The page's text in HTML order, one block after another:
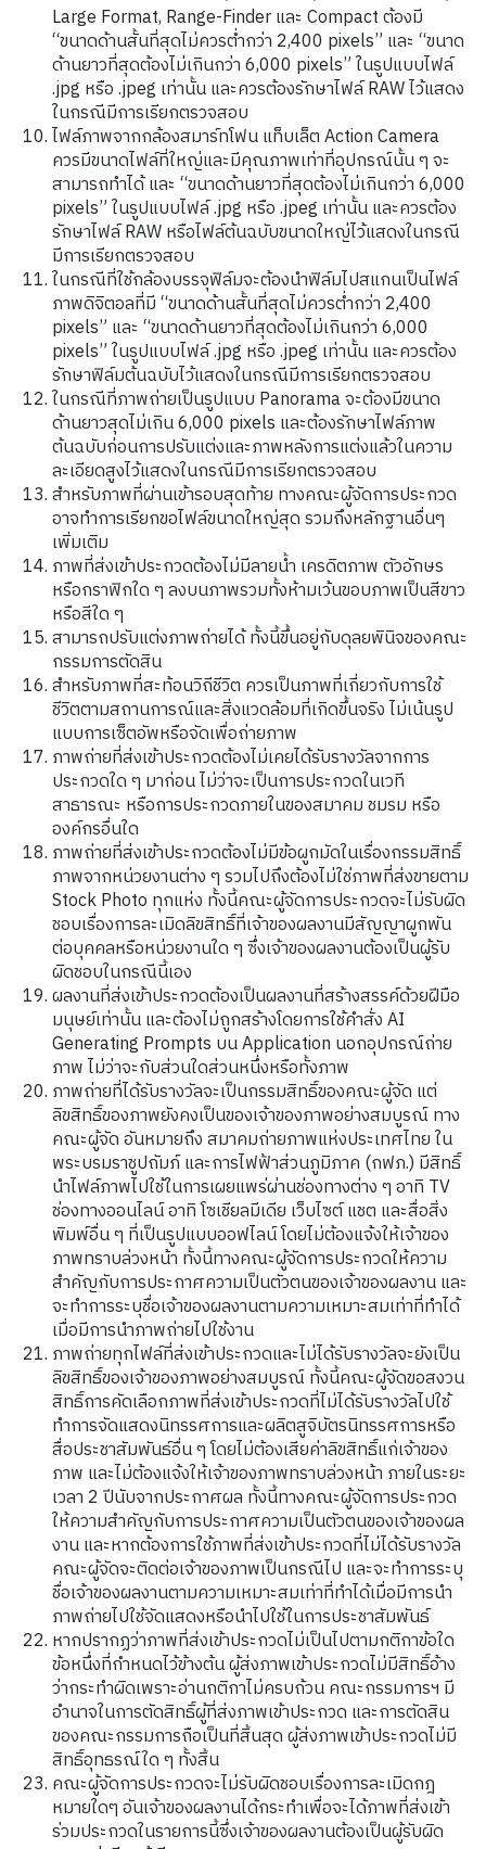
Large Format, Range-Finder และ Compact ต้องมี
“ขนาดด้านสั้นที่สุดไม่ควรต่ำกว่า 2,400 pixels” และ “ขนาด
ด้านยาวที่สุดต้องไม่เกินกว่า 6,000 pixels” ในรูปแบบไฟล์
.jpg หรือ .jpeg เท่านั้น และควรต้องรักษาไฟล์ RAW ไว้แสดง
ในกรณีมีการเรียกตรวจสอบ
ไฟล์ภาพจากกล้องสมาร์ทโฟน แท็บเล็ต Action Camera
ควรมีขนาดไฟล์ที่ใหญ่และมีคุณภาพเท่าที่อุปกรณ์นั้น ๆ จะ
สามารถทำได้ และ “ขนาดด้านยาวที่สุดต้องไม่เกินกว่า 6,000
pixels” ในรูปแบบไฟล์ .jpg หรือ .jpeg เท่านั้น และควรต้อง
รักษาไฟล์ RAW หรือไฟล์ต้นฉบับขนาดใหญ่ไว้แสดงในกรณี
มีการเรียกตรวจสอบ
ในกรณีที่ใช้กล้องบรรจุฟิล์มจะต้องนำฟิล์มไปสแกนเป็นไฟล์
ภาพดิจิตอลที่มี “ขนาดด้านสั้นที่สุดไม่ควรต่ำกว่า 2,400
pixels” และ “ขนาดด้านยาวที่สุดต้องไม่เกินกว่า 6,000
pixels” ในรูปแบบไฟล์ .jpg หรือ .jpeg เท่านั้น และควรต้อง
รักษาฟิล์มต้นฉบับไว้แสดงในกรณีมีการเรียกตรวจสอบ
ในกรณีที่ภาพถ่ายเป็นรูปแบบ Panorama จะต้องมีขนาด
ด้านยาวสุดไม่เกิน 6,000 pixels และต้องรักษาไฟล์ภาพ
ต้นฉบับก่อนการปรับแต่งและภาพหลังการแต่งแล้วในความ
ละเอียดสูงไว้แสดงในกรณีมีการเรียกตรวจสอบ
สำหรับภาพที่ผ่านเข้ารอบสุดท้าย ทางคณะผู้จัดการประกวด
อาจทำการเรียกขอไฟล์ขนาดใหญ่สุด รวมถึงหลักฐานอื่นๆ
เพิ่มเติม
ภาพที่ส่งเข้าประกวดต้องไม่มีลายน้ำ เครดิตภาพ ตัวอักษร
หรือกราฟิกใด ๆ ลงบนภาพรวมทั้งห้ามเว้นขอบภาพเป็นสีขาว
หรือสีใด ๆ
สามารถปรับแต่งภาพถ่ายได้ ทั้งนี้ขึ้นอยู่กับดุลยพินิจของคณะ
กรรมการตัดสิน
สำหรับภาพที่สะท้อนวิถีชีวิต ควรเป็นภาพที่เกี่ยวกับการใช้
ชีวิตตามสถานการณ์และสิ่งแวดล้อมที่เกิดขึ้นจริง ไม่เน้นรูป
แบบการเซ็ตอัพหรือจัดเพื่อถ่ายภาพ
ภาพถ่ายที่ส่งเข้าประกวดต้องไม่เคยได้รับรางวัลจากการ
ประกวดใด ๆ มาก่อน ไม่ว่าจะเป็นการประกวดในเวที
สาธารณะ หรือการประกวดภายในของสมาคม ชมรม หรือ
องค์กรอื่นใด
ภาพถ่ายที่ส่งเข้าประกวดต้องไม่มีข้อผูกมัดในเรื่องกรรมสิทธิ์
ภาพจากหน่วยงานต่าง ๆ รวมไปถึงต้องไม่ใช่ภาพที่ส่งขายตาม
Stock Photo ทุกแห่ง ทั้งนี้คณะผู้จัดการประกวดจะไม่รับผิด
ชอบเรื่องการละเมิดลิขสิทธิ์ที่เจ้าของผลงานมีสัญญาผูกพัน
ต่อบุคคลหรือหน่วยงานใด ๆ ซึ่งเจ้าของผลงานต้องเป็นผู้รับ
ผิดชอบในกรณีนี้เอง
ผลงานที่ส่งเข้าประกวดต้องเป็นผลงานที่สร้างสรรค์ด้วยฝีมือ
มนุษย์เท่านั้น และต้องไม่ถูกสร้างโดยการใช้คำสั่ง AI
Generating Prompts บน Application นอกอุปกรณ์ถ่าย
ภาพ ไม่ว่าจะกับส่วนใดส่วนหนึ่งหรือทั้งภาพ
ภาพถ่ายที่ได้รับรางวัลจะเป็นกรรมสิทธิ์ของคณะผู้จัด แต่
ลิขสิทธิ์ของภาพยังคงเป็นของเจ้าของภาพอย่างสมบูรณ์ ทาง
คณะผู้จัด อันหมายถึง สมาคมถ่ายภาพแห่งประเทศไทย ใน
พระบรมราชูปถัมภ์ และการไฟฟ้าส่วนภูมิภาค (กฟภ.) มีสิทธิ์
นำไฟล์ภาพไปใช้ในการเผยแพร่ผ่านช่องทางต่าง ๆ อาทิ TV
ช่องทางออนไลน์ อาทิ โซเชียลมีเดีย เว็บไซต์ แชต และสื่อสิ่ง
พิมพ์อื่น ๆ ที่เป็นรูปแบบออฟไลน์ โดยไม่ต้องแจ้งให้เจ้าของ
ภาพทราบล่วงหน้า ทั้งนี้ทางคณะผู้จัดการประกวดให้ความ
สำคัญกับการประกาศความเป็นตัวตนของเจ้าของผลงาน และ
จะทำการระบุชื่อเจ้าของผลงานตามความเหมาะสมเท่าที่ทำได้
เมื่อมีการนำภาพถ่ายไปใช้งาน
ภาพถ่ายทุกไฟล์ที่ส่งเข้าประกวดและไม่ได้รับรางวัลจะยังเป็น
ลิขสิทธิ์ของเจ้าของภาพอย่างสมบูรณ์ ทั้งนี้คณะผู้จัดขอสงวน
สิทธิ์การคัดเลือกภาพที่ส่งเข้าประกวดที่ไม่ได้รับรางวัลไปใช้
ทำการจัดแสดงนิทรรศการและผลิตสูจิบัตรนิทรรศการหรือ
สื่อประชาสัมพันธ์อื่น ๆ โดยไม่ต้องเสียค่าลิขสิทธิ์แก่เจ้าของ
ภาพ และไม่ต้องแจ้งให้เจ้าของภาพทราบล่วงหน้า ภายในระยะ
เวลา 2 ปีนับจากประกาศผล ทั้งนี้ทางคณะผู้จัดการประกวด
ให้ความสำคัญกับการประกาศความเป็นตัวตนของเจ้าของผล
งาน และหากต้องการใช้ภาพที่ส่งเข้าประกวดที่ไม่ได้รับรางวัล
คณะผู้จัดจะติดต่อเจ้าของภาพเป็นกรณีไป และจะทำการระบุ
ชื่อเจ้าของผลงานตามความเหมาะสมเท่าที่ทำได้เมื่อมีการนำ
ภาพถ่ายไปใช้จัดแสดงหรือนำไปใช้ในการประชาสัมพันธ์
หากปรากฏว่าภาพที่ส่งเข้าประกวดไม่เป็นไปตามกติกาข้อใด
ข้อหนึ่งที่กำหนดไว้ข้างต้น ผู้ส่งภาพเข้าประกวดไม่มีสิทธิ์อ้าง
ว่ากระทำผิดเพราะอ่านกติกาไม่ครบถ้วน คณะกรรมการฯ มี
อำนาจในการตัดสิทธิ์ผู้ที่ส่งภาพเข้าประกวด และการตัดสิน
ของคณะกรรมการถือเป็นที่สิ้นสุด ผู้ส่งภาพเข้าประกวดไม่มี
สิทธิ์อุทธรณ์ใด ๆ ทั้งสิ้น
คณะผู้จัดการประกวดจะไม่รับผิดชอบเรื่องการละเมิดกฎ
หมายใดๆ อันเจ้าของผลงานได้กระทำเพื่อจะได้ภาพที่ส่งเข้า
ร่วมประกวดในรายการนี้ซึ่งเจ้าของผลงานต้องเป็นผู้รับผิด